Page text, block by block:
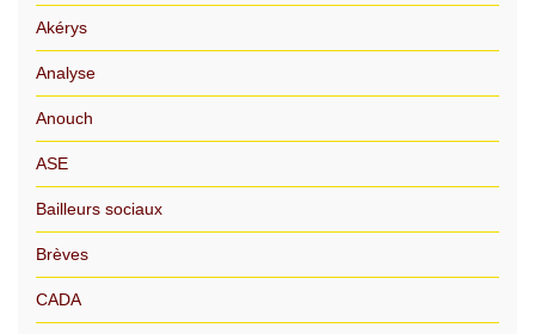
Akérys
Analyse
Anouch
ASE
Bailleurs sociaux
Brèves
CADA